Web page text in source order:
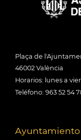
Plaça de
46002 València
Horarios: lunes a
Teléfono: 963 52 54
Ayuntamiento